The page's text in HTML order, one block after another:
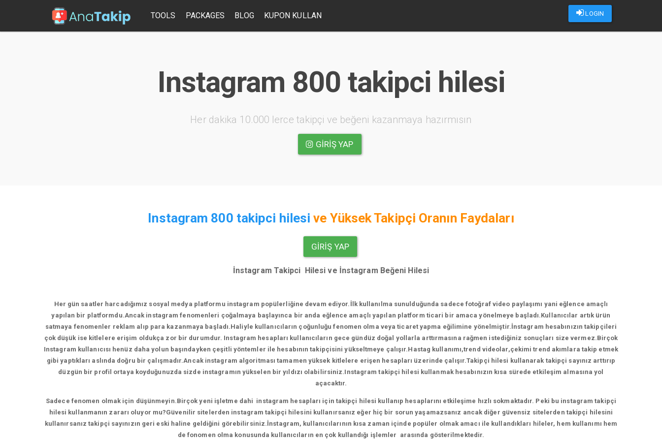
LOGIN
TOOLS PACKAGES BLOG KUPON KULLAN
Instagram 800 takipci hilesi
Her dakika 10.000 lerce takipçi ve beğeni kazanmaya hazırmısın
GIRIŞ YAP
Instagram 800 takipci hilesi ve Yüksek Takipçi Oranın Faydaları
GIRIŞ YAP
İnstagram Takipci Hilesi ve İnstagram Beğeni Hilesi
Her gün saatler harcadığımız sosyal medya platformu instagram popülerliğine devam ediyor. İlk kullanılma sunulduğunda sadece fotoğraf video paylaşımı yani eğlence amaçlı
yapılan bir platformdu.Ancak instagram fenomenleri çoğalmaya başlayınca bir anda eğlence amaçlı yapılan platform ticari bir amaca yönelmeye başladı.Kullanıcılar artık ürün
satmaya fenomenler reklam alıp para kazanmaya başladı.Haliyle kullanıcıların çoğunluğu fenomen olma veya ticaret yapma eğilimine yönelmiştir.İnstagram hesabınızın takipçileri
çok düşük ise kitlelere erişim oldukça zor bir durumdur. Instagram hesapları kullanıcıların gece gündüz doğal yollarla arttırmasına rağmen istediğiniz sonuçları size vermez.Birçok
Instagram kullanıcısı henüz daha yolun başındayken çeşitli yöntemler ile hesabının takipçisini yükseltmeye çalışır.Hastag kullanımı,trend videolar,çekimi trend akımlara takip etmek
gibi yaptıkları aslında doğru bir çalışmadır.Ancak instagram algoritması tamamen yüksek kitlelere erişen hesapları üzerinde çalışır.Takipçi hilesi kullanarak takipçi sayınız arttırıp
düzgün bir profil ortaya koyduğunuzda sizde instagramın yükselen bir yıldızı olabilirsiniz.Instagram takipçi hilesi kullanmak hesabınızın kısa sürede etkileşim almasına yol
açacaktır.
Sadece fenomen olmak için düşünmeyin.Birçok yeni işletme dahi instagram hesapları için takipçi hilesi kullanıp hesaplarını etkileşime hızlı sokmaktadır. Peki bu instagram takipçi
hilesi kullanmanın zararı oluyor mu?Güvenilir sitelerden instagram takipçi hilesini kullanırsanız eğer hiç bir sorun yaşamazsanız ancak diğer güvensiz sitelerden takipçi hilesini
kullanırsanız takipçi sayınızın geri eski haline geldiğini görebilirsiniz.İnstagram, kullanıcılarının kısa zaman içinde popüler olmak amacı ile kullandıkları hileler, hem kullanımı hem
de fonomen olma konusunda kullanıcıların en çok kullandığı işlemler arasında gösterilmektedir.